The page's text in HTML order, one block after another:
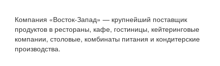
Компания «Восток-Запад» — крупнейший поставщик
продуктов в рестораны, кафе, гостиницы, кейтеринговые
компании, столовые, комбинаты питания и кондитерские
производства.